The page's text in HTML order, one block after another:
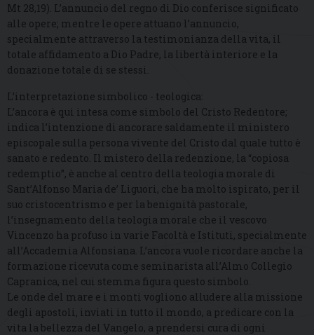
Mt 28,19). L’annuncio del regno di Dio conferisce significato
alle opere; mentre le opere attuano l’annuncio,
specialmente attraverso la testimonianza della vita, il
totale affidamento a Dio Padre, la libertà interiore e la
donazione totale di se stessi.
L’interpretazione simbolico - teologica:
L’ancora è qui intesa come simbolo del Cristo Redentore;
indica l’intenzione di ancorare saldamente il ministero
episcopale sulla persona vivente del Cristo dal quale tutto è
sanato e redento. Il mistero della redenzione, la “copiosa
redemptio”, è anche al centro della teologia morale di
Sant’Alfonso Maria de’ Liguori, che ha molto ispirato, per il
suo cristocentrismo e per la benignità pastorale,
l’insegnamento della teologia morale che il vescovo
Vincenzo ha profuso in varie Facoltà e Istituti, specialmente
all’Accademia Alfonsiana. L’ancora vuole ricordare anche la
formazione ricevuta come seminarista all’Almo Collegio
Capranica, nel cui stemma figura questo simbolo.
Le onde del mare e i monti vogliono alludere alla missione
degli apostoli, inviati in tutto il mondo, a predicare con la
vita la bellezza del Vangelo, a prendersi cura di ogni